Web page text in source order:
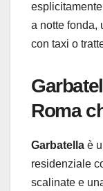
a notte fonda,
con taxi o
Roma
Garbatella è
residenziale
scalinate e